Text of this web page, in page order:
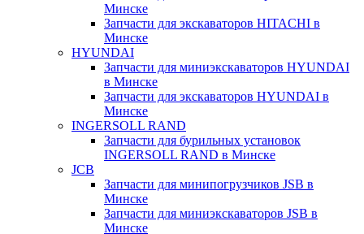
Минске
Запчасти для экскаваторов HITACHI в
Минске
HYUNDAI
Запчасти для миниэкскаваторов HYUNDAI
в Минске
Запчасти для экскаваторов HYUNDAI в
Минске
INGERSOLL RAND
Запчасти для бурильных установок
INGERSOLL RAND в Минске
JCB
Запчасти для минипогрузчиков JSB в
Минске
Запчасти для миниэкскаваторов JSB в
Минске